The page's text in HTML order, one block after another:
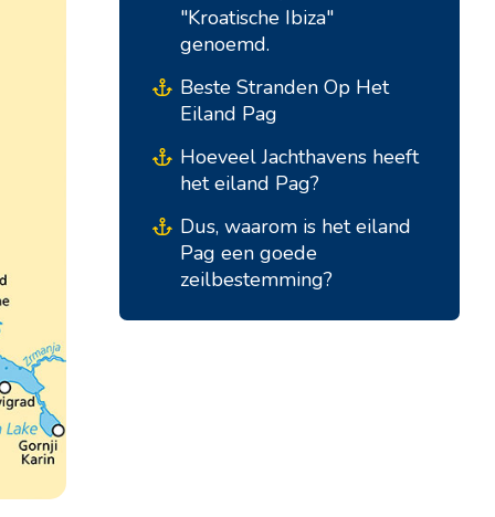
"Kroatische Ibiza"
genoemd.
Beste Stranden Op Het
Eiland Pag
Hoeveel Jachthavens heeft
het eiland Pag?
Dus, waarom is het eiland
Pag een goede
zeilbestemming?
Zuidelijke Bases
Marina Kremik, Primošten
Marina Frapa, Rogoznica
Jachtclub Seget - Marina